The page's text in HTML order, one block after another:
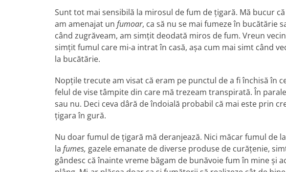
Sunt tot mai sensibilă la mirosul de fum de țigară. Mă bucur
am amenajat un fumoar, ca să nu se mai fumeze în bucătărie
când zugrăveam, am simțit deodată miros de fum. Vreun
simțit fumul care mi-a intrat în casă, așa cum mai simt când
la bucătărie.
Nopțile trecute am visat că eram pe punctul de a fi închisă în
felul de vise tâmpite din care mă trezeam transpirată. În
sau nu. Deci ceva dâră de îndoială probabil că mai este prin
țigara în gură.
Nu doar fumul de țigară mă deranjează. Nici măcar fumul de
la fumes, gazele emanate de diverse produse de curățenie,
gândesc că înainte vreme băgam de bunăvoie fum în mine și